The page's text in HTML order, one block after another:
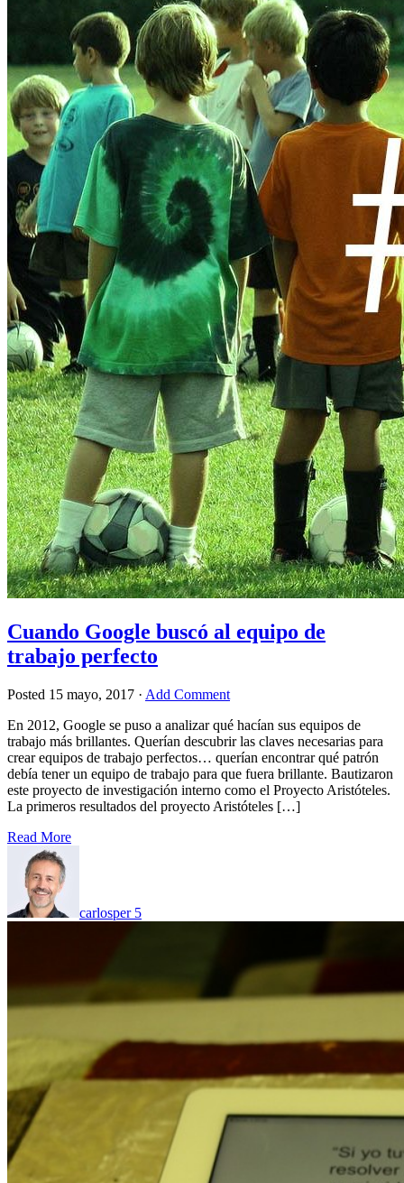
Cuando Google buscó al equipo de
trabajo perfecto
Posted 15 mayo, 2017 · Add Comment
En 2012, Google se puso a analizar qué hacían sus equipos de
trabajo más brillantes. Querían descubrir las claves necesarias para
crear equipos de trabajo perfectos… querían encontrar qué patrón
debía tener un equipo de trabajo para que fuera brillante. Bautizaron
este proyecto de investigación interno como el Proyecto Aristóteles.
La primeros resultados del proyecto Aristóteles […]
Read More
carlosper 5